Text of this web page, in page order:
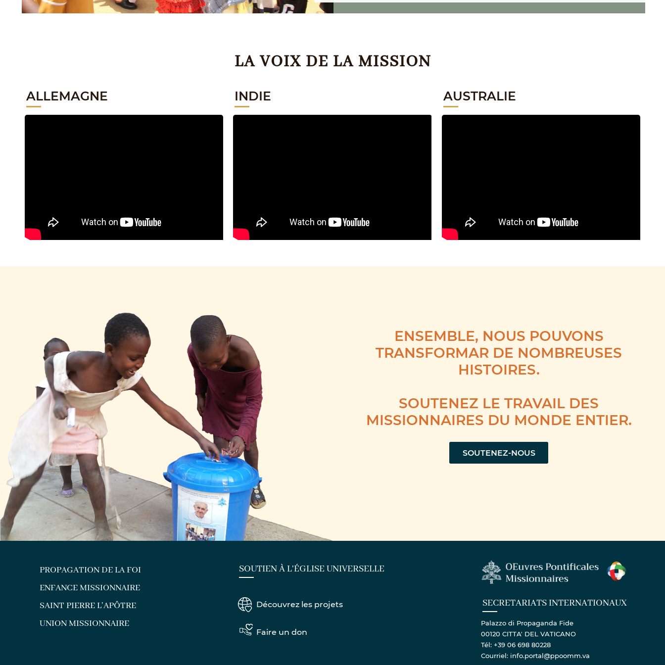
LA VOIX DE LA MISSION
ALLEMAGNE INDIE AUSTRALIE
ENSEMBLE, NOUS POUVONS
TRANSFORMAR DE NOMBREUSES
HISTOIRES.
SOUTENEZ LE TRAVAIL DES
MISSIONNAIRES DU MONDE ENTIER.
SOUTENEZ-NOUS
PROPAGATION DE LA FOI
ENFANCE MISSIONNAIRE
SAINT PIERRE L'APÔTRE
UNION MISSIONNAIRE
SOUTIEN À L'ÉGLISE UNIVERSELLE
Découvrez les projets
Faire un don
SECRETARIATS INTERNATIONAUX
Palazzo di Propaganda Fide
00120 CITTA' DEL VATICANO
Tél: +39 06 698 80228
Courriel: info.portal@ppoomm.va